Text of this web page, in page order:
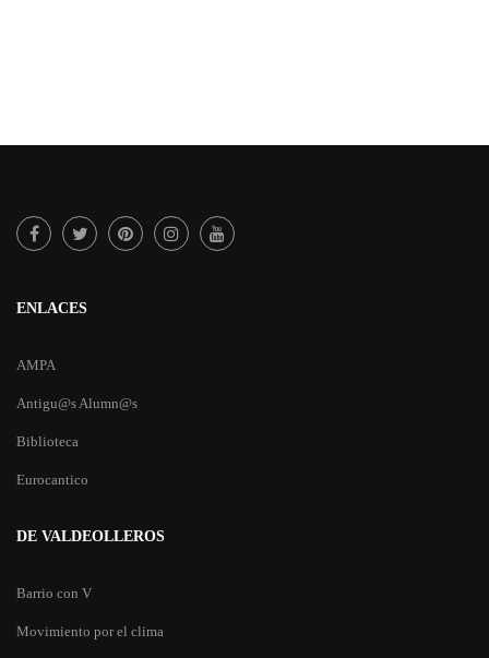
ENLACES
AMPA
Antigu@s Alumn@s
Biblioteca
Eurocantico
DE VALDEOLLEROS
Barrio con V
Movimiento por el clima